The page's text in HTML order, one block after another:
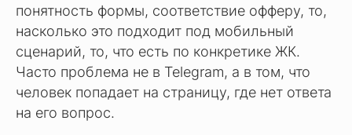
понятность формы, соответствие офферу, то,
насколько это подходит под мобильный
сценарий, то, что есть по конкретике ЖК.
Часто проблема не в Telegram, а в том, что
человек попадает на страницу, где нет ответа
на его вопрос.